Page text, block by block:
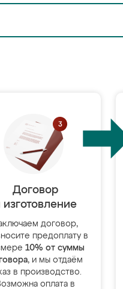
Договор
изготовление
договор,
предоплату в
10% от суммы
, и мы отдаём
в производство.
оплата в